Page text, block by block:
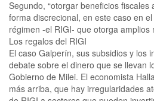
Segundo, “otorgar beneficios fiscales
forma discrecional, en este caso en
régimen -el RIGI- que otorga amplios
Los regalos del RIGI
El caso Galperín, sus subsidios y los
debate sobre el dinero que se llevan
Gobierno de Milei. El economista
más arriba, que hay irregularidades